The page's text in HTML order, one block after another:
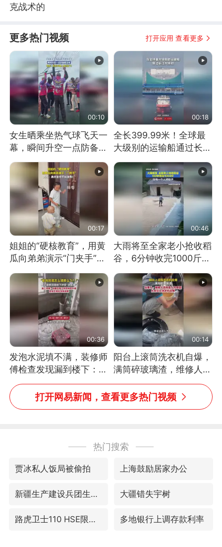
克战术的
更多热门视频 打开应用 查看更多
00:10
女生晒乘坐热气球飞天一
幕，瞬间升空一点防备都
没有
00:18
全长399.99米！全球最
大级别的运输船通过长江
大桥这一幕，太震撼了！
00:17
姐姐的“硬核教育”，用黄
瓜向弟弟演示“门夹手”，
网友：果然言传不如身
教！
00:46
大雨将至全家老小抢收稻
谷，6分钟收完1000斤，
没有一个人掉链子
00:36
发泡水泥填不满，装修师
傅检查发现漏到楼下：出
风口未延伸到外墙
00:14
阳台上滚筒洗衣机自爆，
满筒碎玻璃渣，维修人员
称是人为原因，从未见过
洗衣机自爆
打开网易新闻，查看更多热门视频
热门搜索
贾冰私人饭局被偷拍 上海鼓励居家办公
新疆生产建设兵团生态环境局原局长被查 大疆错失宇树
路虎卫士110 HSE限时降价 多地银行上调存款利率